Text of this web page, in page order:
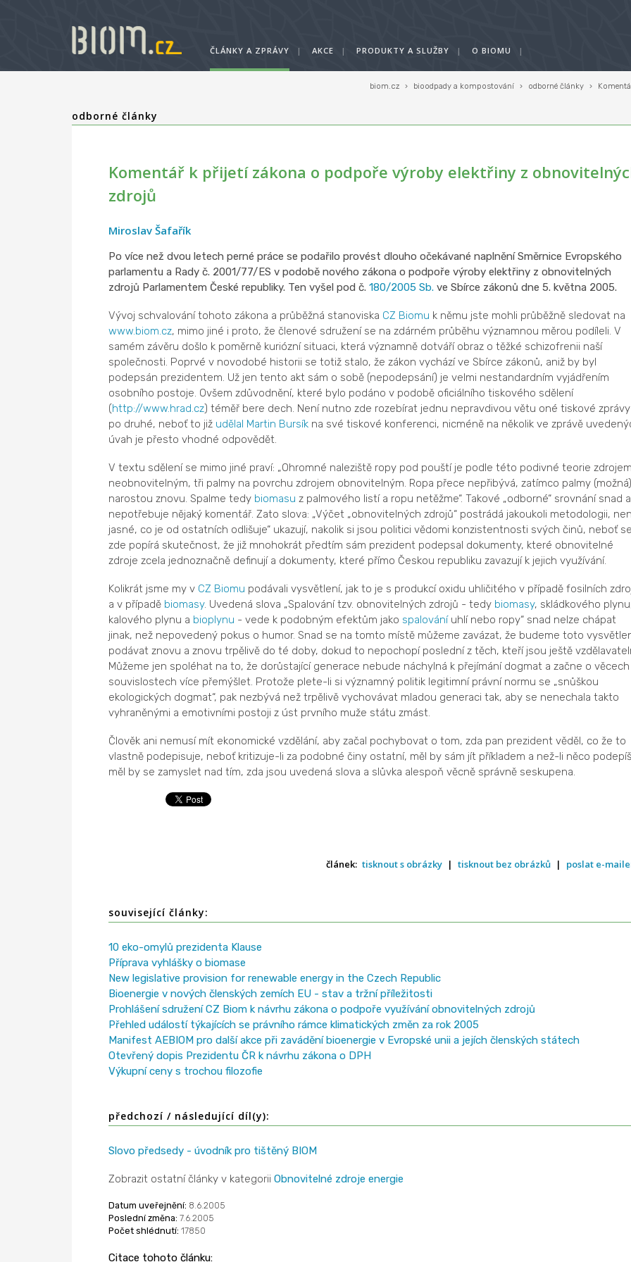
ČLÁNKY A ZPRÁVY | AKCE | PRODUKTY A SLUŽBY | O BIOMU |
biom.cz › bioodpady a kompostování › odborné články ›
odborné články
Komentář k přijetí zákona o podpoře výroby elektřiny z
zdrojů
Miroslav Šafařík
Po více než dvou letech perné práce se podařilo provést dlouho očekávané naplnění Směrnice Evropského
parlamentu a Rady č. 2001/77/ES v podobě nového zákona o podpoře výroby elektřiny z obnovitelných
zdrojů Parlamentem České republiky. Ten vyšel pod č. 180/2005 Sb.ve Sbírce zákonů dne 5. května 2005.
Vývoj schvalování tohoto zákona a průběžná stanoviska CZ Biomu k němu jste mohli průběžně sledovat na
www.biom.cz, mimo jiné i proto, že členové sdružení se na zdárném průběhu významnou měrou podíleli. V
samém závěru došlo k poměrně kuriózní situaci, která významně dotváří obraz o těžké schizofrenii naší
společnosti. Poprvé v novodobé historii se totiž stalo, že zákon vychází ve Sbírce zákonů, aniž by byl
podepsán prezidentem. Už jen tento akt sám o sobě (nepodepsání) je velmi nestandardním vyjádřením
osobního postoje. Ovšem zdůvodnění, které bylo podáno v podobě oficiálního tiskového sdělení
(http://www.hrad.cz) téměř bere dech. Není nutno zde rozebírat jednu nepravdivou větu oné tiskové zprávy
po druhé, neboť to již udělal Martin Bursíkna své tiskové konferenci, nicméně na několik ve zprávě
úvah je přesto vhodné odpovědět.
V textu sdělení se mimo jiné praví: „Ohromné naleziště ropy pod pouští je podle této podivné teorie zdrojem
neobnovitelným, tři palmy na povrchu zdrojem obnovitelným. Ropa přece nepřibývá, zatímco palmy (možná)
narostou znovu. Spalme tedy biomasu z palmového listí a ropu netěžme“. Takové „odborné“ srovnání snad
nepotřebuje nějaký komentář. Zato slova: „Výčet „obnovitelných zdrojů“ postrádá jakoukoli metodologii,
jasné, co je od ostatních odlišuje“ ukazují, nakolik si jsou politici vědomi konzistentnosti svých činů, neboť se
zde popírá skutečnost, že již mnohokrát předtím sám prezident podepsal dokumenty, které obnovitelné
zdroje zcela jednoznačně definují a dokumenty, které přímo Českou republiku zavazují k jejich využívání.
Kolikrát jsme my v CZ Biomu podávali vysvětlení, jak to je s produkcí oxidu uhličitého v případě fosilních
a v případě biomasy. Uvedená slova „Spalování tzv. obnovitelných zdrojů - tedy biomasy, skládkového
kalového plynu a bioplynu - vede k podobným efektům jako spalováníuhlí nebo ropy“ snad nelze chápat
jinak, než nepovedený pokus o humor. Snad se na tomto místě můžeme zavázat, že budeme toto
podávat znovu a znovu trpělivě do té doby, dokud to nepochopí poslední z těch, kteří jsou ještě
Můžeme jen spoléhat na to, že dorůstající generace nebude náchylná k přejímání dogmat a začne o věcech
souvislostech více přemýšlet. Protože plete-li si významný politik legitimní právní normu se „snůškou
ekologických dogmat“, pak nezbývá než trpělivě vychovávat mladou generaci tak, aby se nenechala takto
vyhraněnými a emotivními postoji z úst prvního muže státu zmást.
Člověk ani nemusí mít ekonomické vzdělání, aby začal pochybovat o tom, zda pan prezident věděl, co že to
vlastně podepisuje, neboť kritizuje-li za podobné činy ostatní, měl by sám jít příkladem a než-li něco
měl by se zamyslet nad tím, zda jsou uvedená slova a slůvka alespoň věcně správně seskupena.
článek: tisknout s obrázky | tisknout bez obrázků | poslat e-
související články:
10 eko-omylů prezidenta Klause
Příprava vyhlášky o biomase
New legislative provision for renewable energy in the Czech Republic
Bioenergie v nových členských zemích EU - stav a tržní příležitosti
Prohlášení sdružení CZ Biom k návrhu zákona o podpoře využívání obnovitelných zdrojů
Přehled událostí týkajících se právního rámce klimatických změn za rok 2005
Manifest AEBIOM pro další akce při zavádění bioenergie v Evropské unii a jejích členských státech
Otevřený dopis Prezidentu ČR k návrhu zákona o DPH
Výkupní ceny s trochou filozofie
předchozí / následující díl(y):
Slovo předsedy - úvodník pro tištěný BIOM
Zobrazit ostatní články v kategorii Obnovitelné zdroje energie
Datum uveřejnění: 8.6.2005
Poslední změna: 7.6.2005
Počet shlédnutí: 17850
Citace tohoto článku: